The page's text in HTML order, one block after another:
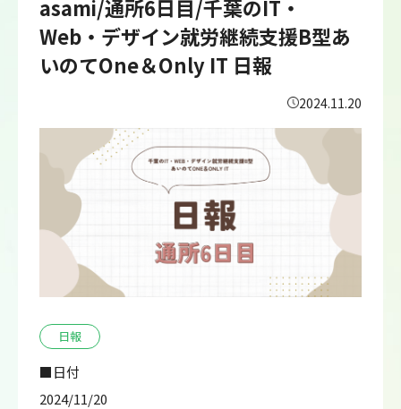
asami/通所6日目/千葉のIT・
Web・デザイン就労継続支援B型あ
いのてOne＆Only IT 日報
2024.11.20
日報
■日付
2024/11/20